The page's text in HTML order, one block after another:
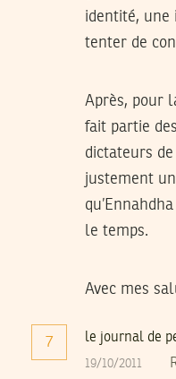
identité, une
tenter de
Après, pour
fait partie
dictateurs de
justement
le temps.
Avec mes
7 le journal de
19/10/2011